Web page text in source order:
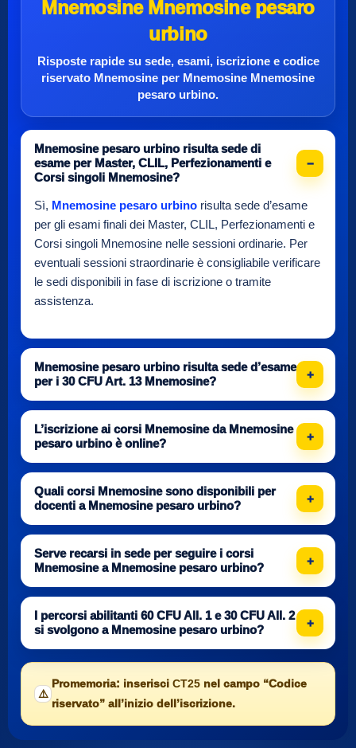
Mnemosine Mnemosine pesaro
urbino
Risposte rapide su sede, esami, iscrizione e codice
riservato Mnemosine per Mnemosine Mnemosine
pesaro urbino.
Mnemosine pesaro urbino risulta sede di
esame per Master, CLIL, Perfezionamenti e
Corsi singoli Mnemosine?
Sì, Mnemosine pesaro urbino risulta sede d’esame
per gli esami finali dei Master, CLIL, Perfezionamenti e
Corsi singoli Mnemosine nelle sessioni ordinarie. Per
eventuali sessioni straordinarie è consigliabile verificare
le sedi disponibili in fase di iscrizione o tramite
assistenza.
Mnemosine pesaro urbino risulta sede d’esame
per i 30 CFU Art. 13 Mnemosine?
L’iscrizione ai corsi Mnemosine da Mnemosine
pesaro urbino è online?
Quali corsi Mnemosine sono disponibili per
docenti a Mnemosine pesaro urbino?
Serve recarsi in sede per seguire i corsi
Mnemosine a Mnemosine pesaro urbino?
I percorsi abilitanti 60 CFU All. 1 e 30 CFU All. 2
si svolgono a Mnemosine pesaro urbino?
⚠️
Promemoria: inserisci CT25 nel campo “Codice
riservato” all’inizio dell’iscrizione.